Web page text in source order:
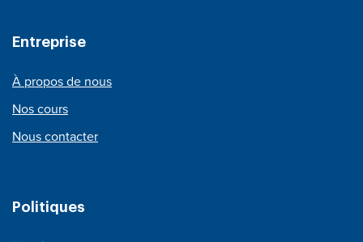
Entreprise
À propos de nous
Nos cours
Nous contacter
Politiques